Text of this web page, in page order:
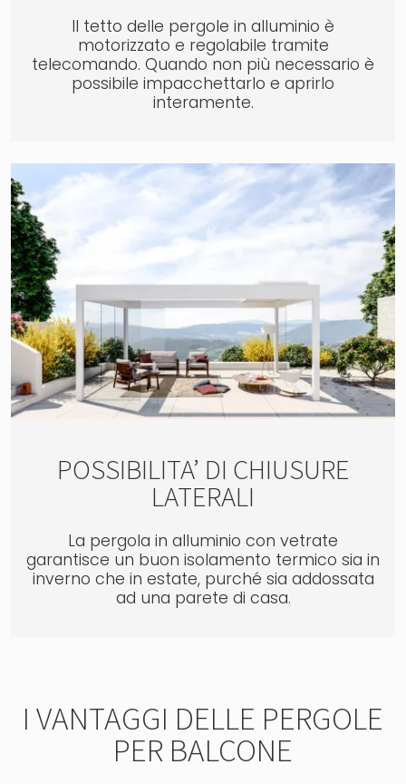
Il tetto delle pergole in alluminio è
motorizzato e regolabile tramite
telecomando. Quando non più necessario è
possibile impacchettarlo e aprirlo
interamente.
POSSIBILITA’ DI CHIUSURE
LATERALI
La pergola in alluminio con vetrate
garantisce un buon isolamento termico sia in
inverno che in estate, purché sia addossata
ad una parete di casa.
I VANTAGGI DELLE PERGOLE
PER BALCONE